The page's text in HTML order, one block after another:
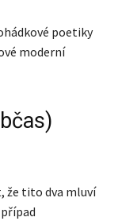
poetiky
moderní
že tito dva mluví